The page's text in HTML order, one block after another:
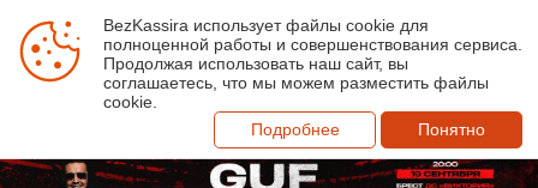
BezKassira использует файлы cookie для
полноценной работы и совершенствования сервиса.
Продолжая использовать наш сайт, вы
соглашаетесь, что мы можем разместить файлы
cookie.
Подробнее
Понятно